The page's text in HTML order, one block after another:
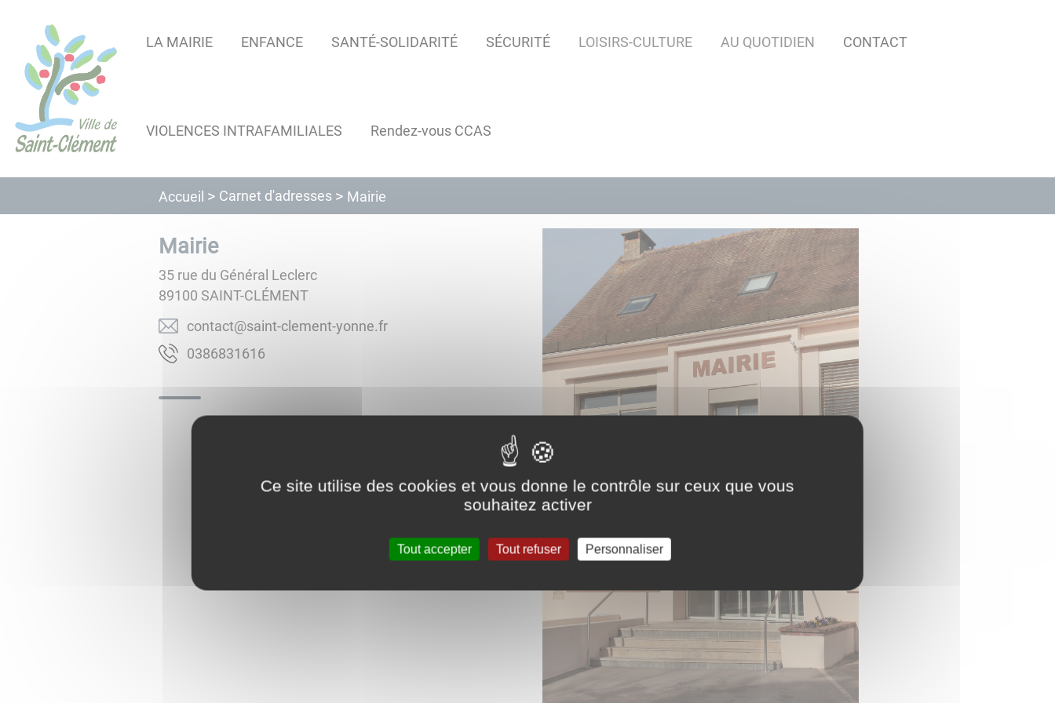
d'accès
rapide
menu
d'accès
rapide
contenu
principal
d'accès
rapide
recherche
d'accès
rapide
page
LA MAIRIE ENFANCE SANTÉ-SOLIDARITÉ SÉCURITÉ LOISIRS-CULTURE AU QUOTIDIEN CONTACT
VIOLENCES INTRAFAMILIALES Rendez-vous CCAS
Accueil Carnet d'adresses Mairie
Mairie
35 rue du Général Leclerc
89100 SAINT-CLÉMENT
rf.ennoy-tnemelc-tnias@tcatnoc
6161386830
Ce site utilise des cookies et vous donne le contrôle sur ceux que vous
souhaitez activer
Tout accepter Tout refuser Personnaliser